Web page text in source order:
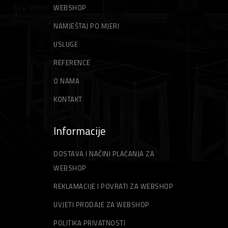
WEBSHOP
NAMJEŠTAJ PO MJERI
USLUGE
REFERENCE
O NAMA
KONTAKT
Informacije
DOSTAVA I NAČINI PLAĆANJA ZA
WEBSHOP
REKLAMACIJE I POVRATI ZA WEBSHOP
UVJETI PRODAJE ZA WEBSHOP
POLITIKA PRIVATNOSTI